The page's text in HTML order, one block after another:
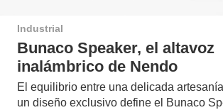
Industrial
Bunaco Speaker, el altavoz
inalámbrico de Nendo
El equilibrio entre una delicada
un diseño exclusivo define el Bunaco